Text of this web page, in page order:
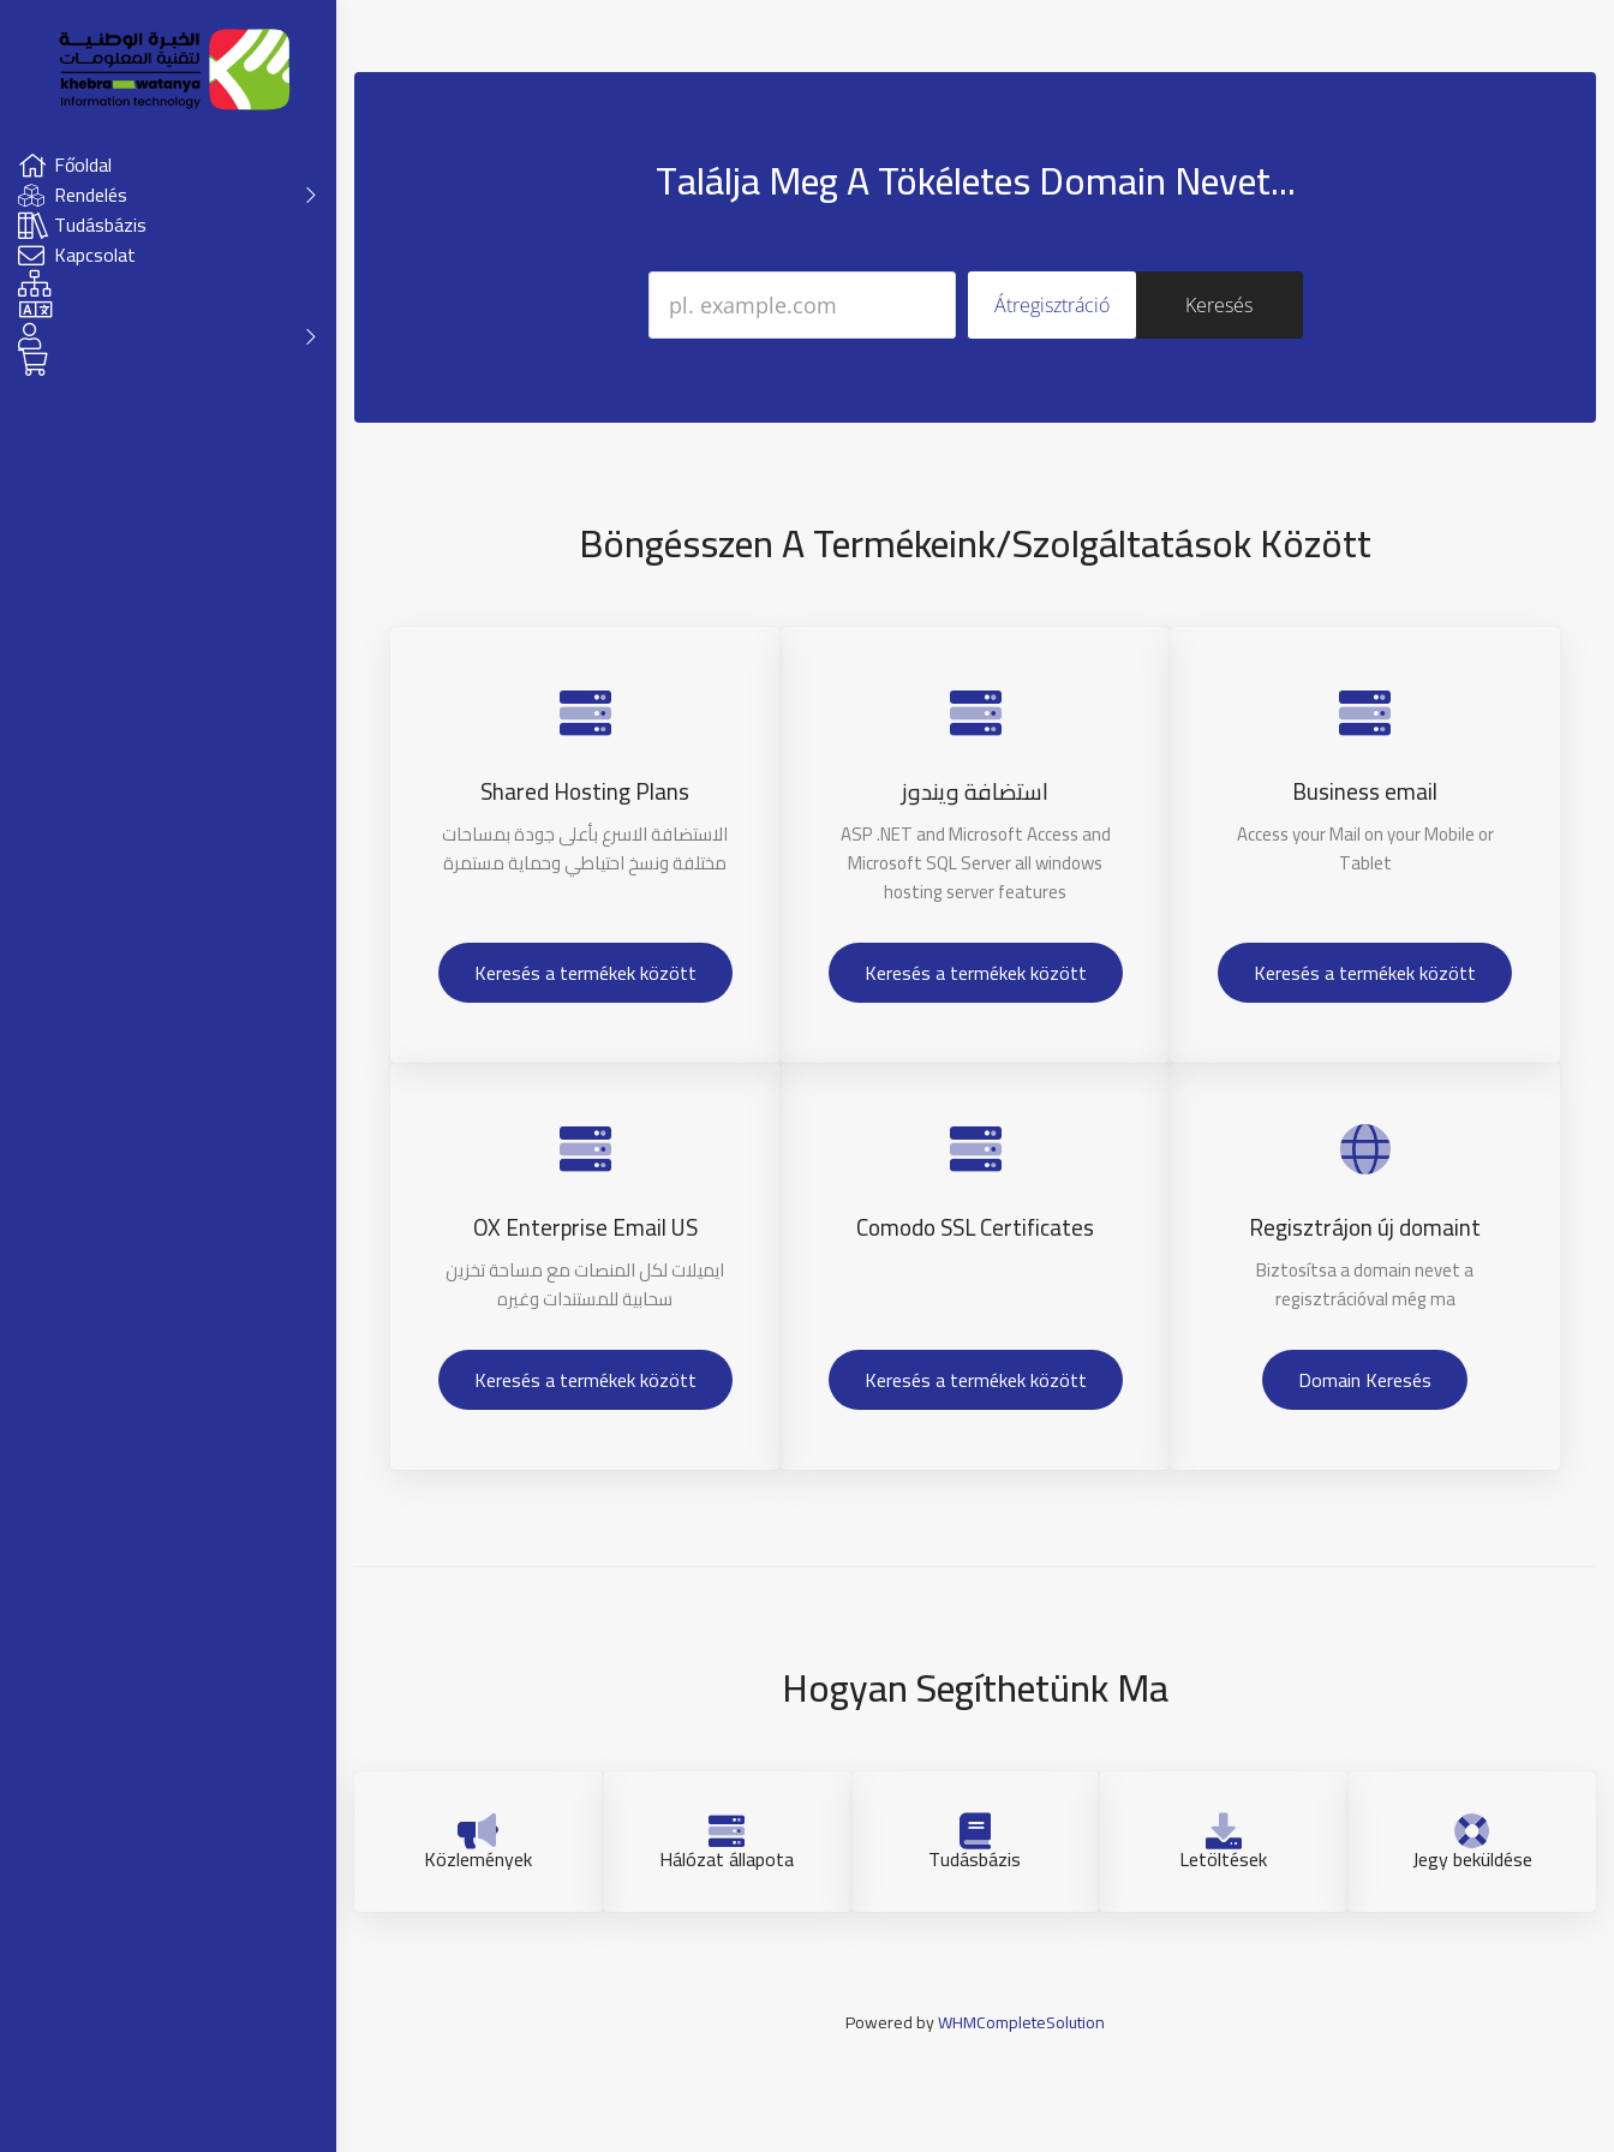
Főoldal
Rendelés
Tudásbázis
Kapcsolat
Találja Meg A Tökéletes Domain Nevet...
Böngésszen A Termékeink/Szolgáltatások Között
Shared Hosting Plans
الاستضافة الاسرع بأعلى جودة بمساحات
مختلفة ونسخ احتياطي وحماية مستمرة
Keresés a termékek között
استضافة ويندوز
ASP .NET and Microsoft Access and
Microsoft SQL Server all windows
hosting server features
Keresés a termékek között
Business email
Access your Mail on your Mobile or
Tablet
Keresés a termékek között
OX Enterprise Email US
ايميلات لكل المنصات مع مساحة تخزين
سحابية للمستندات وغيره
Keresés a termékek között
Comodo SSL Certificates
Keresés a termékek között
Regisztrájon új domaint
Biztosítsa a domain nevet a
regisztrációval még ma
Domain Keresés
Hogyan Segíthetünk Ma
Közlemények Hálózat állapota Tudásbázis Letöltések Jegy beküldése
Powered byWHMCompleteSolution